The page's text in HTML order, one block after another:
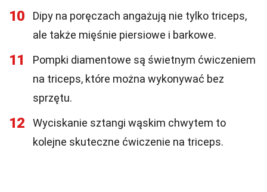
10
Dipy na poręczach angażują nie tylko triceps,
ale także mięśnie piersiowe i barkowe.
11
Pompki diamentowe są świetnym ćwiczeniem
na triceps, które można wykonywać bez
sprzętu.
12
Wyciskanie sztangi wąskim chwytem to
kolejne skuteczne ćwiczenie na triceps.